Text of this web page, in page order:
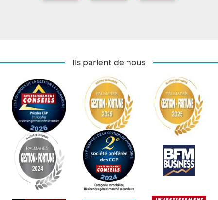
Ils parlent de nous